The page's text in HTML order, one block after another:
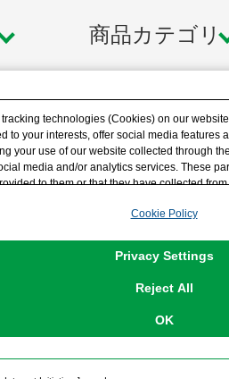
商品カテゴリ
technologies (Cookies) on our
to your interests, offer social media features
your use of our website collected through
media and/or analytics services. These
to them or that they have collected
for Strictly Necessary Cookies, please
or rejection settings at any time via
Cookie Policy
Privacy Settings
Reject All
OK